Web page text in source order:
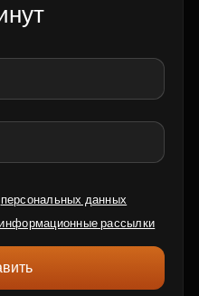
персональных данных
рассылки